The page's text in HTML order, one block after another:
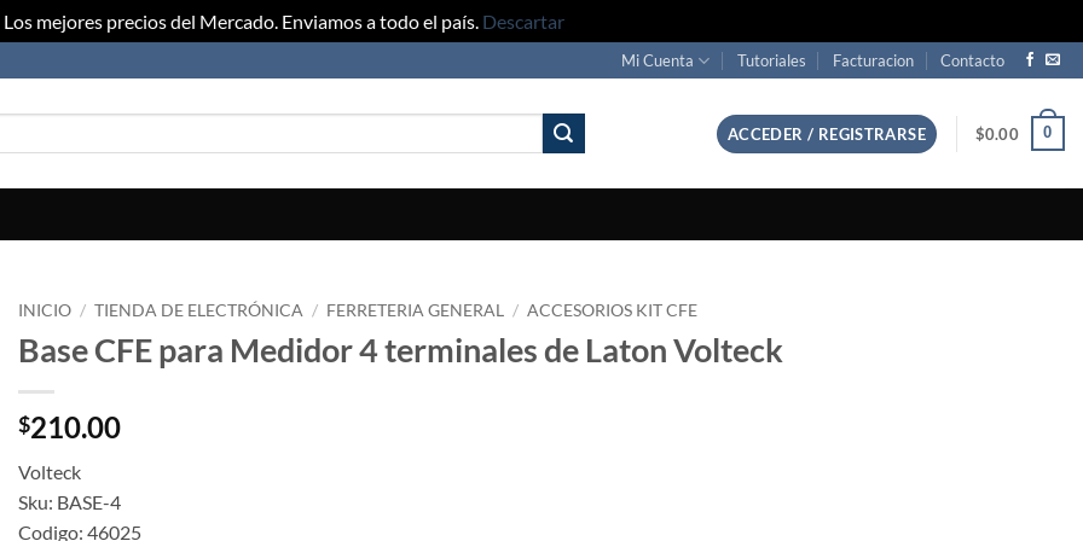
Los mejores precios del Mercado. Enviamos a todo el país. Descartar
Mi Cuenta Tutoriales Facturacion Contacto
ACCEDER / REGISTRARSE $0.00 0
INICIO / TIENDA DE ELECTRÓNICA / FERRETERIA GENERAL / ACCESORIOS KIT CFE
Base CFE para Medidor 4 terminales de Laton Volteck
$210.00
Volteck
Sku: BASE-4
Codigo: 46025